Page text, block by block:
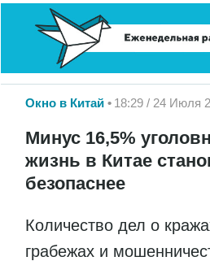
Окно в Китай 18:29 / 24 Июля
Минус 16,5%
жизнь в Китае
безопаснее
Количество дел о
грабежах и